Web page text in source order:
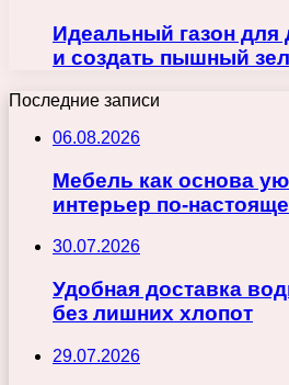
Идеальный газон для
и создать пышный
Последние записи
06.08.2026
Мебель как основа
интерьер по-
30.07.2026
Удобная доставка
без лишних хлопот
29.07.2026